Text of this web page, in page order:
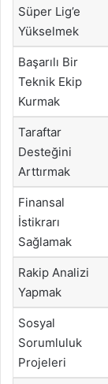
Süper Lig’e
Yükselmek
Başarılı Bir
Teknik Ekip
Kurmak
Taraftar
Desteğini
Arttırmak
Finansal
İstikrarı
Sağlamak
Rakip Analizi
Yapmak
Sosyal
Sorumluluk
Projeleri